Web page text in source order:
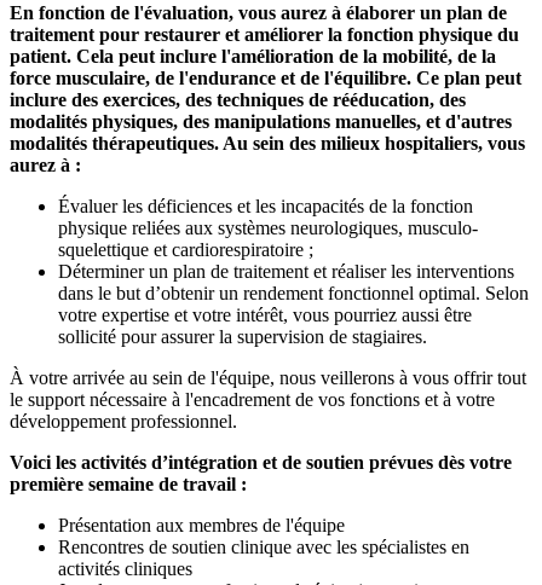
En fonction de l'évaluation, vous aurez à élaborer un plan de
traitement pour restaurer et améliorer la fonction physique du
patient. Cela peut inclure l'amélioration de la mobilité, de la
force musculaire, de l'endurance et de l'équilibre. Ce plan peut
inclure des exercices, des techniques de rééducation, des
modalités physiques, des manipulations manuelles, et d'autres
modalités thérapeutiques. Au sein des milieux hospitaliers, vous
aurez à :
Évaluer les déficiences et les incapacités de la fonction
physique reliées aux systèmes neurologiques, musculo-
squelettique et cardiorespiratoire ;
Déterminer un plan de traitement et réaliser les interventions
dans le but d’obtenir un rendement fonctionnel optimal. Selon
votre expertise et votre intérêt, vous pourriez aussi être
sollicité pour assurer la supervision de stagiaires.
À votre arrivée au sein de l'équipe, nous veillerons à vous offrir tout
le support nécessaire à l'encadrement de vos fonctions et à votre
développement professionnel.
Voici les activités d’intégration et de soutien prévues dès votre
première semaine de travail :
Présentation aux membres de l'équipe
Rencontres de soutien clinique avec les spécialistes en
activités cliniques